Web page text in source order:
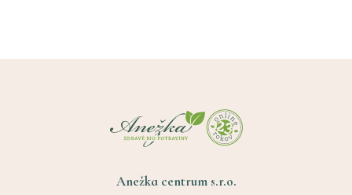
Anežka centrum s.r.o.